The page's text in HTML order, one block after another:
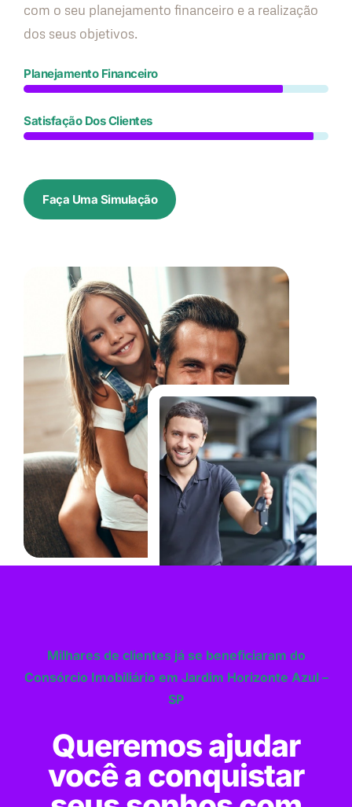
com o seu planejamento financeiro e a realização
dos seus objetivos.
Planejamento Financeiro
Satisfação Dos Clientes
Faça Uma Simulação
Milhares de clientes já se beneficiaram do
Consórcio Imobiliário em Jardim Horizonte Azul –
SP
Queremos ajudar
você a conquistar